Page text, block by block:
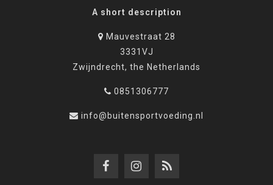
A short description
Mauvestraat 28
3331VJ
Zwijndrecht, the Netherlands
0851306777
info@buitensportvoeding.nl